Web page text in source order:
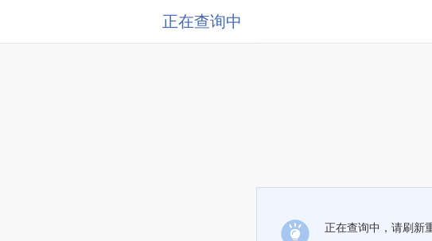
正在查询中
正在查询中，请刷新